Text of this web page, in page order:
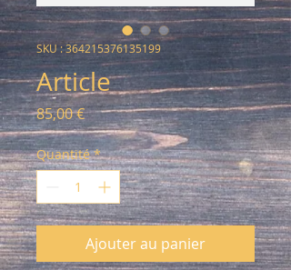
SKU : 364215376135199
Article
85,00 €Prix
Quantité *
Ajouter au panier